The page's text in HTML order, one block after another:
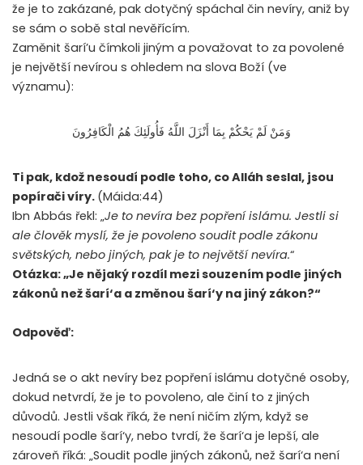
že je to zakázané, pak dotyčný spáchal čin nevíry, aniž by
se sám o sobě stal nevěřícím.
Zaměnit šarí’u čímkoli jiným a považovat to za povolené
je největší nevírou s ohledem na slova Boží (ve
významu):
وَمَنْ لَمْ يَحْكُمْ بِمَا أَنْزَلَ اللَّهُ فَأُولَئِكَ هُمُ الْكَافِرُونَ
Ti pak, kdož nesoudí podle toho, co Alláh seslal, jsou
popírači víry. (Máida:44)
Ibn Abbás řekl: „Je to nevíra bez popření islámu. Jestli si
ale člověk myslí, že je povoleno soudit podle zákonu
světských, nebo jiných, pak je to největší nevíra.“
Otázka: „Je nějaký rozdíl mezi souzením podle jiných
zákonů než šarí‘a a změnou šarí‘y na jiný zákon?“
Odpověď:
Jedná se o akt nevíry bez popření islámu dotyčné osoby,
dokud netvrdí, že je to povoleno, ale činí to z jiných
důvodů. Jestli však říká, že není ničím zlým, když se
nesoudí podle šarí‘y, nebo tvrdí, že šarí‘a je lepší, ale
zároveň říká: „Soudit podle jiných zákonů, než šarí‘a není